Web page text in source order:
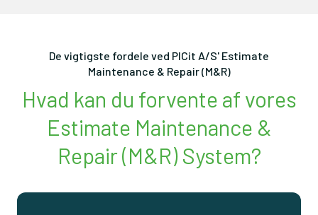
De vigtigste fordele ved PICit A/S' Estimate
Maintenance & Repair (M&R)
Hvad kan du forvente af vores
Estimate Maintenance &
Repair (M&R) System?